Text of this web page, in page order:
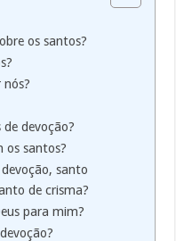
os santos?
devoção?
os santos?
santo
de crisma?
para mim?